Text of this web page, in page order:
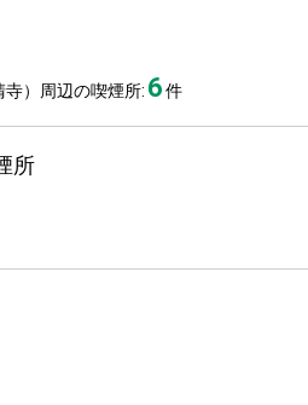
）周辺の喫煙所: 6件
所